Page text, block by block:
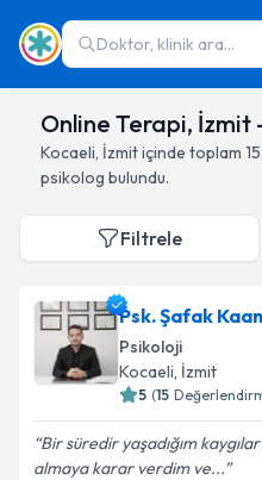
Doktor, klinik ara...
Online Terapi, İzmit
Kocaeli, İzmitiçinde toplam 15
psikolog bulundu.
Filtrele
Psk. Şafak
Psikoloji
Kocaeli, İzmit
5 (15
Bir süredir yaşadığım
almaya karar verdim ve...